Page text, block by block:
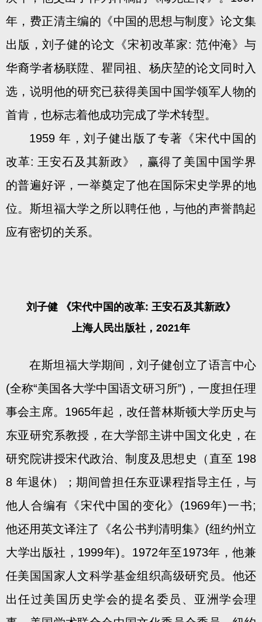
年，费正清主编的《中国的思想与制度》论文集
出版，刘子健的论文《宋初改革家: 范仲淹》与
华裔学者杨联陞、瞿同祖、杨庆堃的论文同时入
选，说明他的研究已获得美国中国学领军人物的
首肯，也标志着他成功完成了学术转型。
1959 年，刘子健出版了专著《宋代中国的
改革: 王安石及其新政》，赢得了美国中国学界
的普遍好评，一举奠定了他在国际宋史学界的地
位。斯坦福大学之所以聘任他，与他的声誉鹊起
应有密切的关系。
刘子健 《宋代中国的改革: 王安石及其新政》
上海人民出版社，2021年
在斯坦福大学期间，刘子健创立了语言中心
(全称“美国各大学中国语文研习所”)，一度担任理
事会主席。1965年起，改任普林斯顿大学历史与
东亚研究系教授，在大学部主讲中国文化史，在
研究院讲授宋代政治、制度及思想史（直至 198
8 年退休）；期间曾担任东亚课程指导主任，与
他人合编有《宋代中国的变化》(1969年)一书;
他还用英文译注了《名公书判清明集》(纽约州立
大学出版社，1999年)。1972年至1973年，他兼
任美国国家人文科学基金组织高级研究员。他还
出任过美国历史学会的提名委员、亚洲学会理